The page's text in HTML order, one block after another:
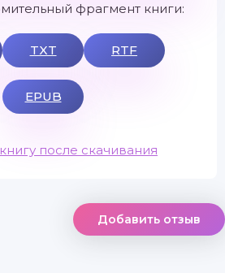
фрагмент книги:
TXT RTF
EPUB
после скачивания
Добавить отзыв